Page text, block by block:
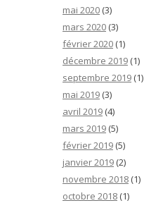
mai 2020 (3)
mars 2020 (3)
février 2020 (1)
décembre 2019 (1)
septembre 2019 (1)
mai 2019 (3)
avril 2019 (4)
mars 2019 (5)
février 2019 (5)
janvier 2019 (2)
novembre 2018 (1)
octobre 2018 (1)